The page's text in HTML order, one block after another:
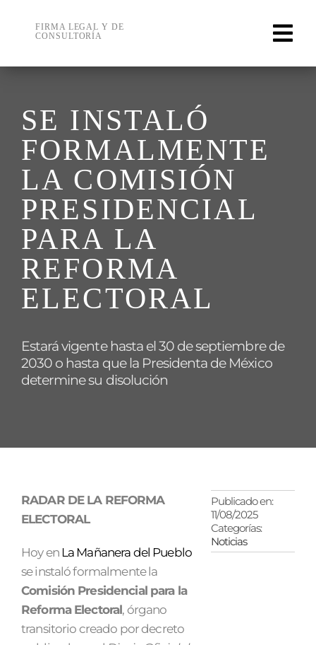
content
FIRMA LEGAL Y DE
CONSULTORÍA
SE INSTALÓ
FORMALMENTE
LA COMISIÓN
PRESIDENCIAL
PARA LA
REFORMA
ELECTORAL
Estará vigente hasta el 30 de septiembre de
2030 o hasta que la Presidenta de México
determine su disolución
RADAR DE LA REFORMA
ELECTORAL
Hoy en La Mañanera del Pueblo
se instaló formalmente la
Comisión Presidencial para la
Reforma Electoral, órgano
transitorio creado por decreto
Publicado en:
11/08/2025
Categorías:
Noticias